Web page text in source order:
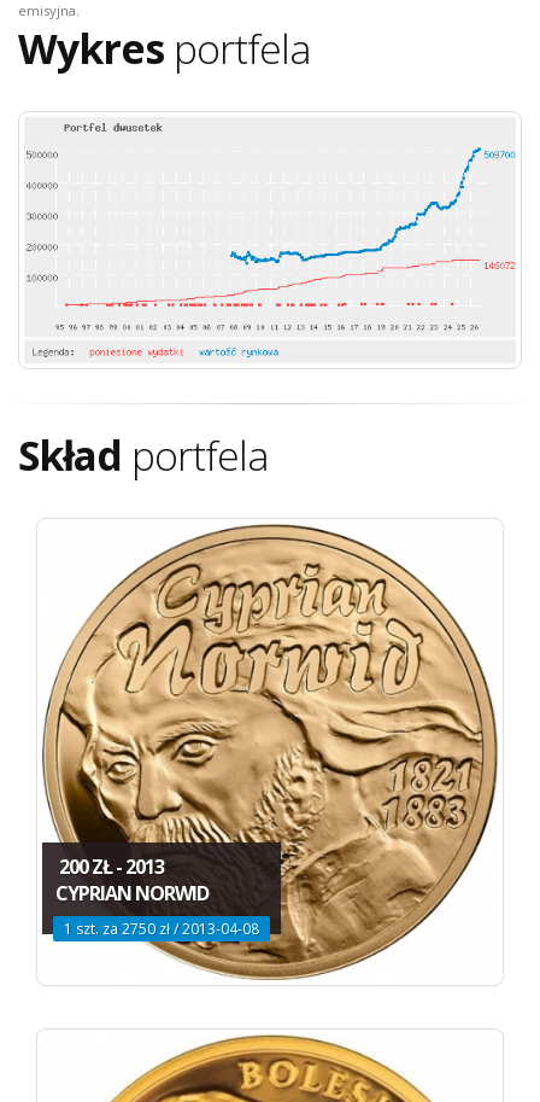
emisyjna.
Wykres portfela
Skład portfela
200 ZŁ - 2013
CYPRIAN NORWID
1 szt. za 2750 zł / 2013-04-08